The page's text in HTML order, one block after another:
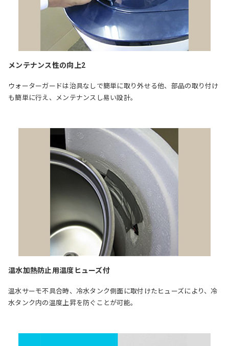
メンテナンス性の向上2
ウォーターガードは治具なしで簡単に取り外せる他、部品の取り付け
も簡単に行え、メンテナンスし易い設計。
温水加熱防止用温度ヒューズ付
温水サーモ不具合時、冷水タンク側面に取付けたヒューズにより、冷
水タンク内の温度上昇を防ぐことが可能。